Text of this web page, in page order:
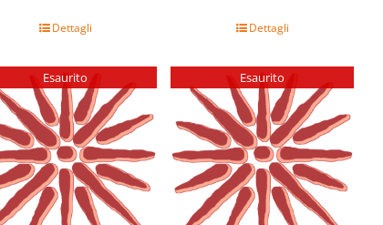
Dettagli Dettagli
Esaurito Esaurito